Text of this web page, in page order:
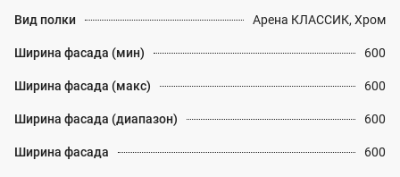
Вид полки Арена КЛАССИК, Хром
Ширина фасада (мин) 600
Ширина фасада (макс) 600
Ширина фасада (диапазон) 600
Ширина фасада 600